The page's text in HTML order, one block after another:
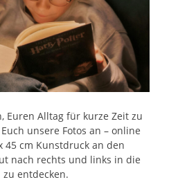
Euren Alltag für kurze Zeit zu
unsere Fotos an – online
45 cm Kunstdruck an den
nach rechts und links in die
zu entdecken.